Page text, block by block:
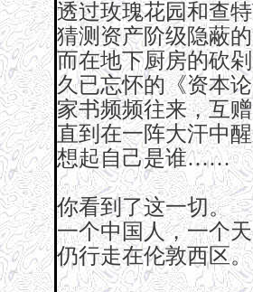
透过玫瑰花园和查
猜测资产阶级隐蔽
而在地下厨房的砍
久已忘怀的《资本
家书频频往来，互
直到在一阵大汗中
想起自己是谁……
你看到了这一切。
一个中国人，一个
仍行走在伦敦西区。